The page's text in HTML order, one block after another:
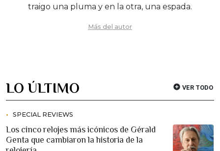
traigo una pluma y en la otra, una espada.
Más del autor
LO ÚLTIMO VER TODO
SPECIAL REVIEWS
Los cinco relojes más icónicos de Gérald
Genta que cambiaron la historia de la